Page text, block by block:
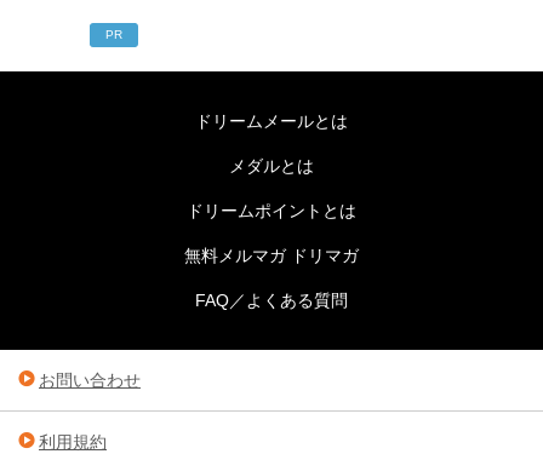
PR
ドリームメールとは
メダルとは
ドリームポイントとは
無料メルマガ ドリマガ
FAQ／よくある質問
お問い合わせ
利用規約